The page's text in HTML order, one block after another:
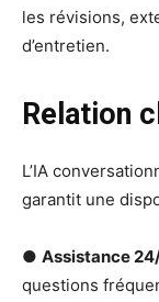
les révisions,
d’entretien.
Relation
L’IA
garantit une
● Assistance
questions